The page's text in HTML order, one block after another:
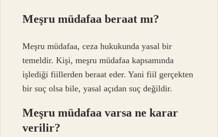
Meşru müdafaa beraat mı?
Meşru müdafaa, ceza hukukunda yasal bir
temeldir. Kişi, meşru müdafaa kapsamında
işlediği fiillerden beraat eder. Yani fiil gerçekten
bir suç olsa bile, yasal açıdan suç değildir.
Meşru müdafaa varsa ne karar
verilir?